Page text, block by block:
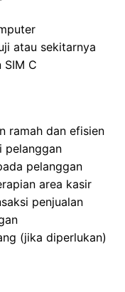
atau sekitarnya
C
ramah dan efisien
pelanggan
pelanggan
area kasir
penjualan
(jika diperlukan)